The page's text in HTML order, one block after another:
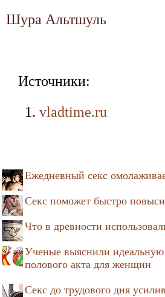
Шура Альтшуль
Источники:
vladtime.ru
Ежедневный секс
Секс поможет быстро
Что в древности
Ученые выяснили идеальную
полового акта для женщин
Секс до трудового дня